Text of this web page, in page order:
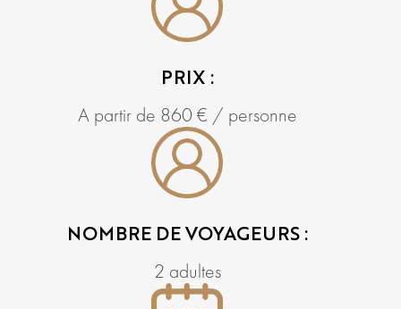
PRIX :
A partir de 860 € / personne
NOMBRE DE VOYAGEURS :
2 adultes